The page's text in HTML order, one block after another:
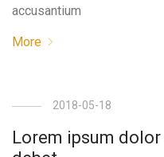
accusantium
More
2018-05-18
Lorem ipsum